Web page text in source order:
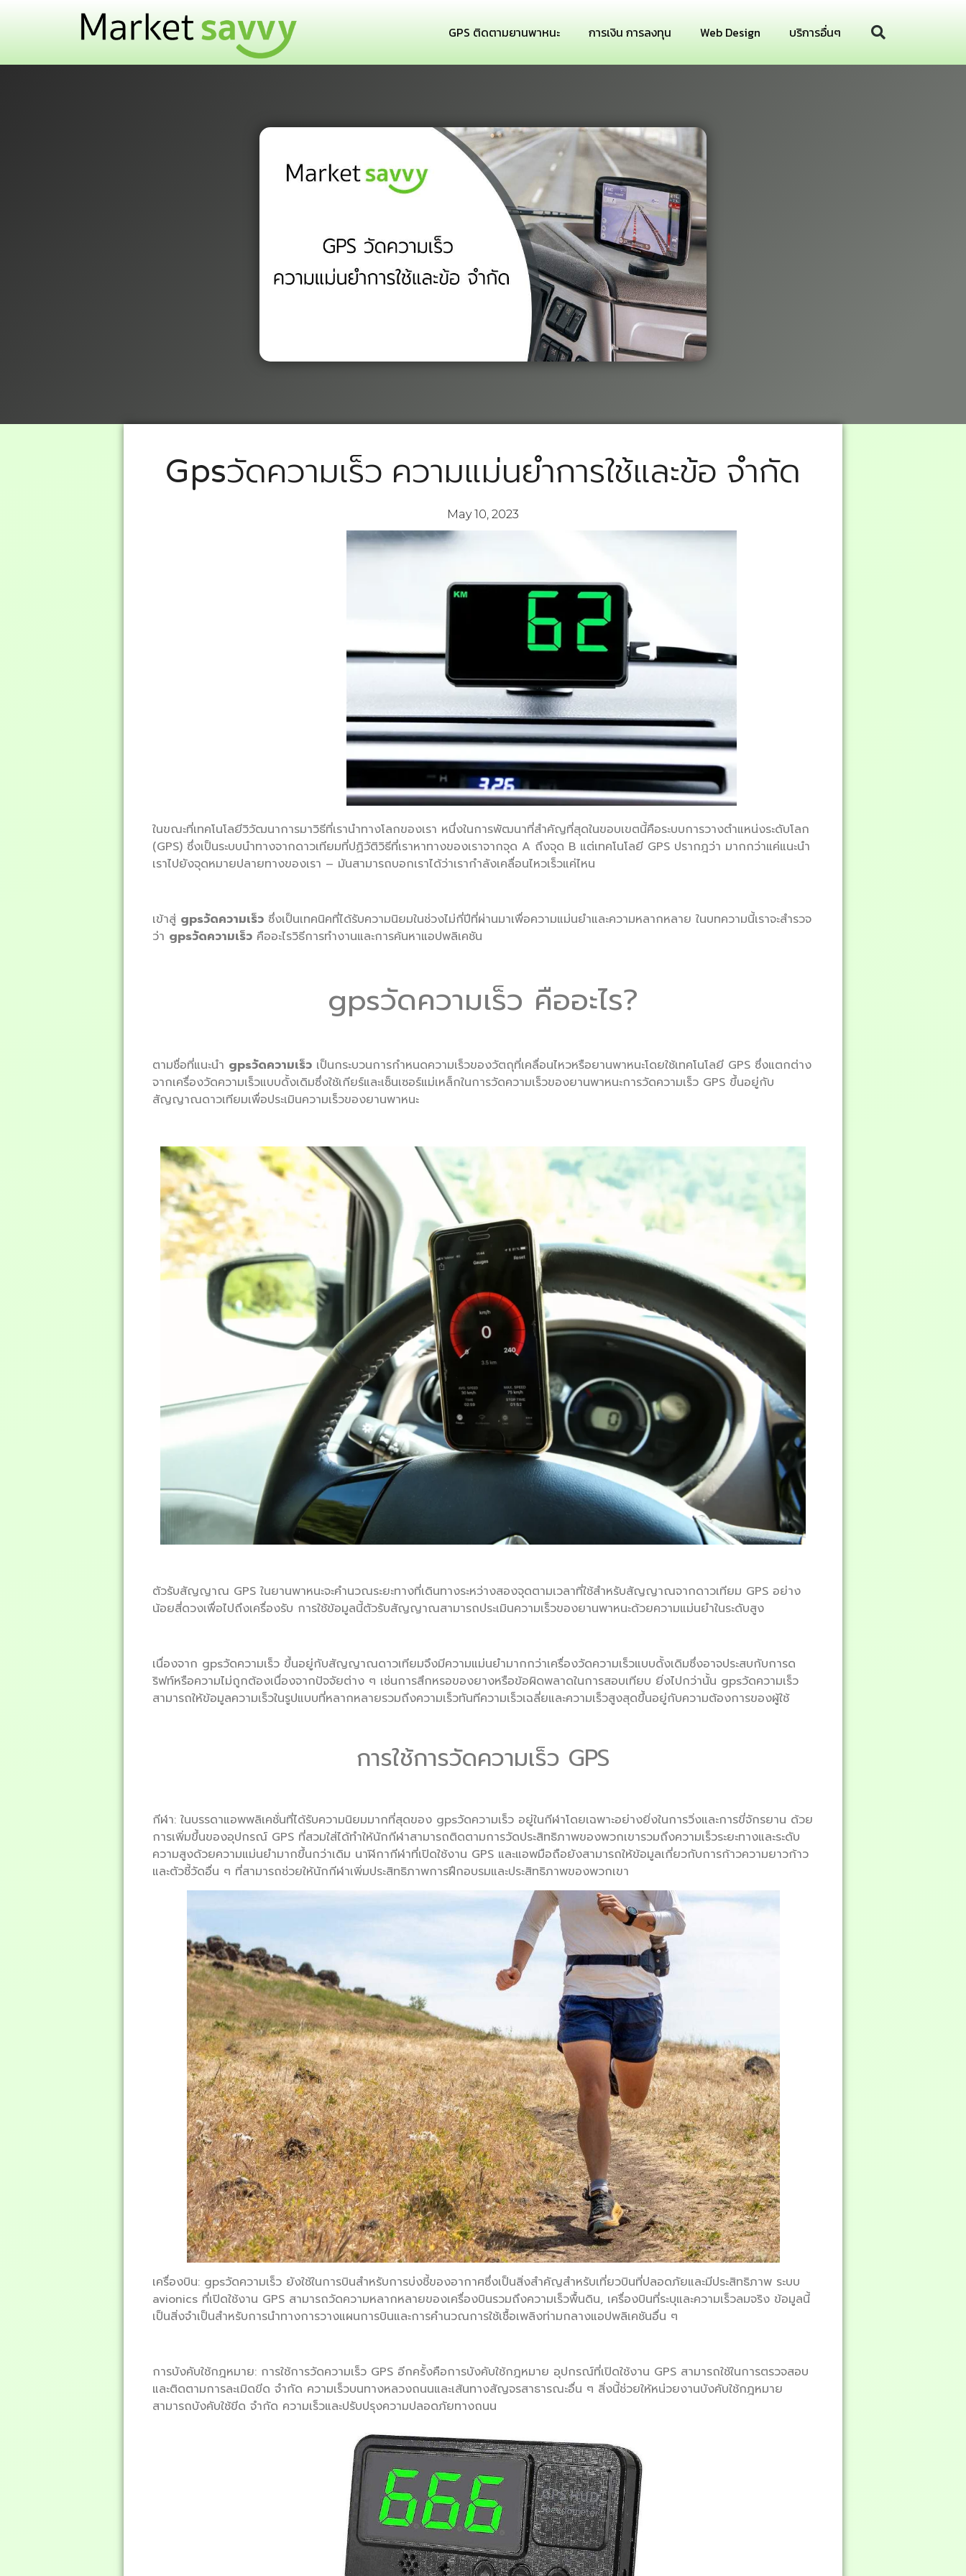
GPS ติดตามยานพาหนะ การเงิน การลงทุน Web Design บริการอื่นๆ
Gpsวัดความเร็ว ความแม่นยำการใช้และข้อ จำกัด
May 10, 2023
ในขณะที่เทคโนโลยีวิวัฒนาการมาวิธีที่เรานำทางโลกของเรา หนึ่งในการพัฒนาที่สำคัญที่สุดในขอบเขตนี้คือระบบการวางตำแหน่งระดับโลก
(GPS) ซึ่งเป็นระบบนำทางจากดาวเทียมที่ปฏิวัติวิธีที่เราหาทางของเราจากจุด A ถึงจุด B แต่เทคโนโลยี GPS ปรากฎว่า มากกว่าแค่แนะนำ
เราไปยังจุดหมายปลายทางของเรา – มันสามารถบอกเราได้ว่าเรากำลังเคลื่อนไหวเร็วแค่ไหน
เข้าสู่ gpsวัดความเร็ว ซึ่งเป็นเทคนิคที่ได้รับความนิยมในช่วงไม่กี่ปีที่ผ่านมาเพื่อความแม่นยำและความหลากหลาย ในบทความนี้เราจะสำรวจ
ว่า gpsวัดความเร็ว คืออะไรวิธีการทำงานและการค้นหาแอปพลิเคชัน
gpsวัดความเร็ว คืออะไร?
ตามชื่อที่แนะนำ gpsวัดความเร็ว เป็นกระบวนการกำหนดความเร็วของวัตถุที่เคลื่อนไหวหรือยานพาหนะโดยใช้เทคโนโลยี GPS ซึ่งแตกต่าง
จากเครื่องวัดความเร็วแบบดั้งเดิมซึ่งใช้เกียร์และเซ็นเซอร์แม่เหล็กในการวัดความเร็วของยานพาหนะการวัดความเร็ว GPS ขึ้นอยู่กับ
สัญญาณดาวเทียมเพื่อประเมินความเร็วของยานพาหนะ
ตัวรับสัญญาณ GPS ในยานพาหนะจะคำนวณระยะทางที่เดินทางระหว่างสองจุดตามเวลาที่ใช้สำหรับสัญญาณจากดาวเทียม GPS อย่าง
น้อยสี่ดวงเพื่อไปถึงเครื่องรับ การใช้ข้อมูลนี้ตัวรับสัญญาณสามารถประเมินความเร็วของยานพาหนะด้วยความแม่นยำในระดับสูง
เนื่องจาก gpsวัดความเร็ว ขึ้นอยู่กับสัญญาณดาวเทียมจึงมีความแม่นยำมากกว่าเครื่องวัดความเร็วแบบดั้งเดิมซึ่งอาจประสบกับการด
ริฟท์หรือความไม่ถูกต้องเนื่องจากปัจจัยต่าง ๆ เช่นการสึกหรอของยางหรือข้อผิดพลาดในการสอบเทียบ ยิ่งไปกว่านั้น gpsวัดความเร็ว
สามารถให้ข้อมูลความเร็วในรูปแบบที่หลากหลายรวมถึงความเร็วทันทีความเร็วเฉลี่ยและความเร็วสูงสุดขึ้นอยู่กับความต้องการของผู้ใช้
การใช้การวัดความเร็ว GPS
กีฬา: ในบรรดาแอพพลิเคชั่นที่ได้รับความนิยมมากที่สุดของ gpsวัดความเร็ว อยู่ในกีฬาโดยเฉพาะอย่างยิ่งในการวิ่งและการขี่จักรยาน ด้วย
การเพิ่มขึ้นของอุปกรณ์ GPS ที่สวมใส่ได้ทำให้นักกีฬาสามารถติดตามการวัดประสิทธิภาพของพวกเขารวมถึงความเร็วระยะทางและระดับ
ความสูงด้วยความแม่นยำมากขึ้นกว่าเดิม นาฬิกากีฬาที่เปิดใช้งาน GPS และแอพมือถือยังสามารถให้ข้อมูลเกี่ยวกับการก้าวความยาวก้าว
และตัวชี้วัดอื่น ๆ ที่สามารถช่วยให้นักกีฬาเพิ่มประสิทธิภาพการฝึกอบรมและประสิทธิภาพของพวกเขา
เครื่องบิน: gpsวัดความเร็ว ยังใช้ในการบินสำหรับการบ่งชี้ของอากาศซึ่งเป็นสิ่งสำคัญสำหรับเที่ยวบินที่ปลอดภัยและมีประสิทธิภาพ ระบบ
avionics ที่เปิดใช้งาน GPS สามารถวัดความหลากหลายของเครื่องบินรวมถึงความเร็วพื้นดิน, เครื่องบินที่ระบุและความเร็วลมจริง ข้อมูลนี้
เป็นสิ่งจำเป็นสำหรับการนำทางการวางแผนการบินและการคำนวณการใช้เชื้อเพลิงท่ามกลางแอปพลิเคชันอื่น ๆ
การบังคับใช้กฎหมาย: การใช้การวัดความเร็ว GPS อีกครั้งคือการบังคับใช้กฎหมาย อุปกรณ์ที่เปิดใช้งาน GPS สามารถใช้ในการตรวจสอบ
และติดตามการละเมิดขีด ​​จำกัด ความเร็วบนทางหลวงถนนและเส้นทางสัญจรสาธารณะอื่น ๆ สิ่งนี้ช่วยให้หน่วยงานบังคับใช้กฎหมาย
สามารถบังคับใช้ขีด จำกัด ความเร็วและปรับปรุงความปลอดภัยทางถนน